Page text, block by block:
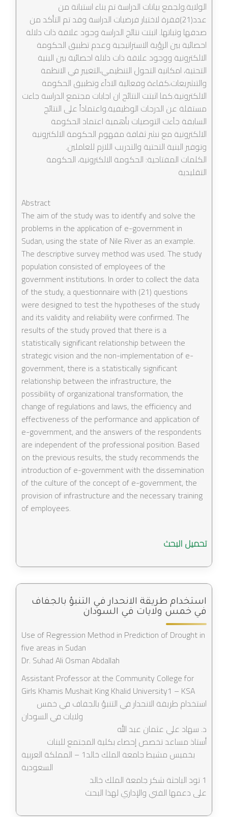
الولاية.ولجمع بيانات الدراسة تم بناء استبانة من
عدد(21)فقرة لاختبار فرضيات الدراسة وقد تم التأكد من
صدقها وثباتها. اثبتت نتائج الدراسة وجود علاقة ذات دلالة
احصائية بين الرؤية الاستراتيجية وعدم تطبيق الحكومة
الالكترونية ووجود علاقة ذات دلالة احصائية بين البنية
التحتية، امكانية التحول التنظيمي،التغيير في الانظمة
والتشريعات،كفاءة وفعالية الادآء وتطبيق الحكومة
الالكترونية.كما اثبتت النتائج ان اجابات مجتمع الدراسة جاءت
مستقلة عن الدرجات الوظيفية.واعتماداً على النتائج
السابقة جآءت التوصيات بأهمية اعتماد الحكومة
الالكترونية مع نشر ثقافة مفهوم الحكومة الالكترونية
وتوفير البنية التحتية والتدريب اللازم للعاملين.
الكلمات المفتاحية: الحكومة الالكترونية، الحكومة
التقليدية
Abstract
The aim of the study was to identify and solve the
problems in the application of e-government in
Sudan, using the state of Nile River as an example.
The descriptive survey method was used. The study
population consisted of employees of the
government institutions. In order to collect the data
of the study, a questionnaire with (21) questions
were designed to test the hypotheses of the study
and its validity and reliability were confirmed. The
results of the study proved that there is a
statistically significant relationship between the
strategic vision and the non-implementation of e-
government, there is a statistically significant
relationship between the infrastructure, the
possibility of organizational transformation, the
change of regulations and laws, the efficiency and
effectiveness of the performance and application of
e-government, and the answers of the respondents
are independent of the professional position. Based
on the previous results, the study recommends the
introduction of e-government with the dissemination
of the culture of the concept of e-government, the
provision of infrastructure and the necessary training
of employees.
تحميل البحث
استخدام طريقة الانحدار في التنبؤ بالجفاف
في خمس ولايات في السودان
Use of Regression Method in Prediction of Drought in
five areas in Sudan
Dr. Suhad Ali Osman Abdallah
Assistant Professor at the Community College for
Girls Khamis Mushait King Khalid University1 – KSA
استخدام طريقة الانحدار في التنبؤ بالجفاف في خمس
ولايات في السودان
د. سهاد علي عثمان عبد الله
أستاذ مساعد تخصص إحصاء بكلية المجتمع للبنات
بخميس مشيط جامعة الملك خالد1 – المملكة العربية
السعودية
1 تود الباحثة شكر جامعة الملك خالد
على دعمها الفني والإداري لهذا البحث